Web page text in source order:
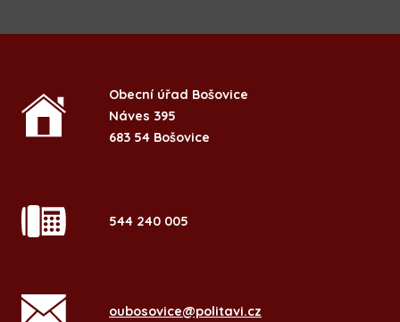
Obecní úřad Bošovice
Náves 395
683 54 Bošovice
544 240 005
oubosovice@politavi.cz